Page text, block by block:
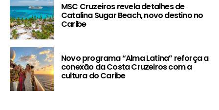
MSC Cruzeiros revela detalhes de
Catalina Sugar Beach, novo destino no
Caribe
Novo programa “Alma Latina” reforça a
conexão da Costa Cruzeiros com a
cultura do Caribe